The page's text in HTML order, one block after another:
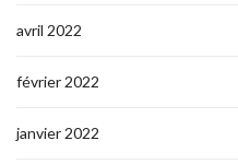
avril 2022
février 2022
janvier 2022